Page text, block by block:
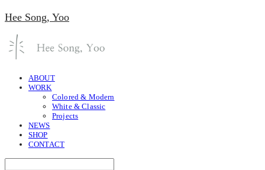
Hee Song, Yoo
ABOUT
WORK
Colored & Modern
White & Classic
Projects
NEWS
SHOP
CONTACT